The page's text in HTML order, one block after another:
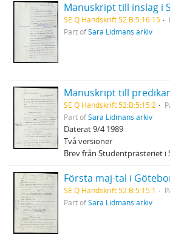
Manuskript till inslag i
SE Q Handskrift 52:B:5:16:15
Part ofSara Lidmans arkiv
SE Q Handskrift 52:B:5:15:2
Part ofSara Lidmans arkiv
Daterat 9/4 1989
Två versioner
Brev från Studentprästeriet i
Första maj-tal i
SE Q Handskrift 52:B:5:15:1
Part ofSara Lidmans arkiv